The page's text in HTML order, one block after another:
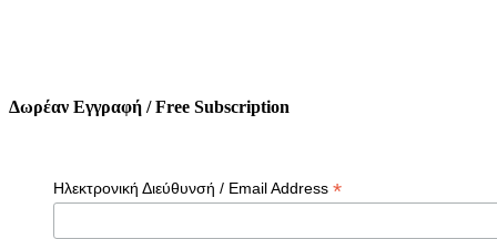
Δωρέαν Εγγραφή / Free Subscription
Ηλεκτρονική Διεύθυνσή / Email Address *